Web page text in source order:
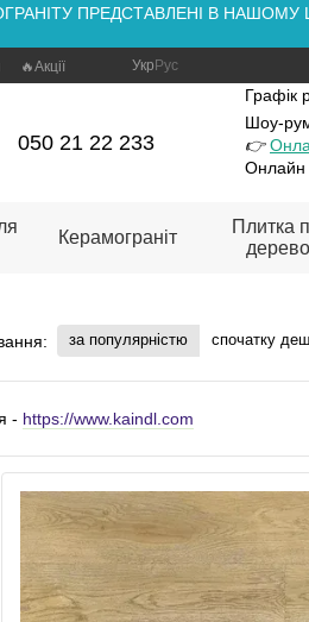
ПРЕДСТАВЛЕНІ В НАШОМУ
🔥Акції Укр Рус
050 21 22 233
Графік
Шоу-
👉
Онлайн
Керамограніт
Плитка
дерево
за популярністю спочатку
- https://www.kaindl.com